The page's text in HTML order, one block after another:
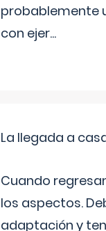
probablemente
con ejer...
La llegada a
Cuando
los aspectos.
adaptación y